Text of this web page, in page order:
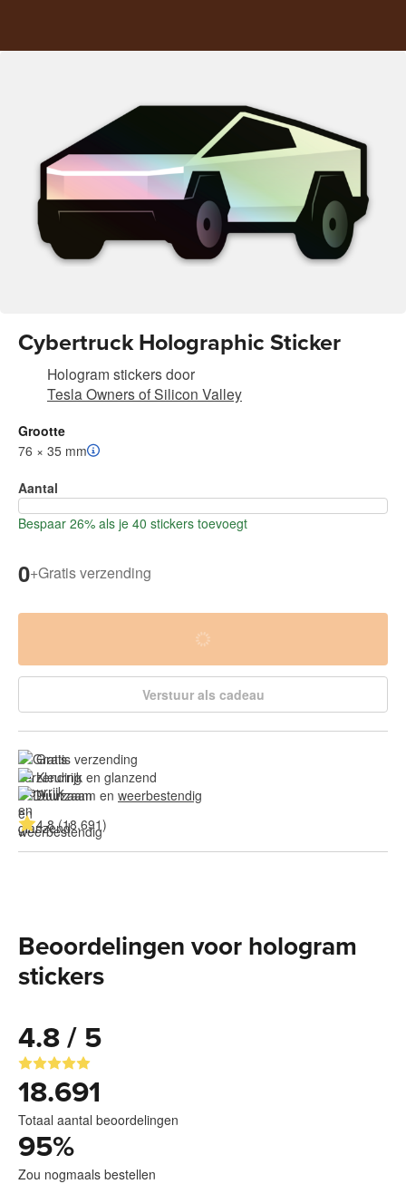
Cybertruck Holographic Sticker
Hologram stickersdoor
Tesla Owners of Silicon Valley
Grootte
76 × 35 mm
Aantal
Bespaar 26% als je 40 stickers toevoegt
0+Gratis verzending
Verstuur als cadeau
Gratis verzending
Kleurrijk en glanzend
Duurzaam en weerbestendig
4.8 (18.691)
Beoordelingen voor hologram
stickers
4.8 / 5
18.691
Totaal aantal beoordelingen
95%
Zou nogmaals bestellen